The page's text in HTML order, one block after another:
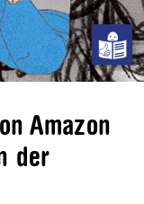
Amazon
der